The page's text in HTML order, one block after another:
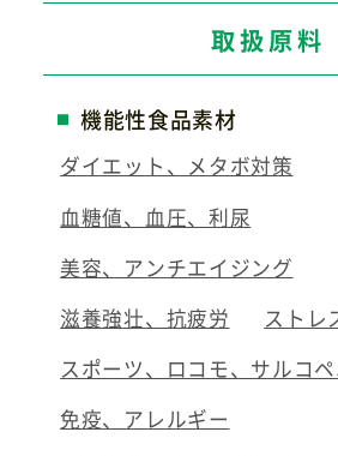
取扱原料
機能性食品素材
ダイエット、メタボ対策
血糖値、血圧、利尿
美容、アンチエイジング
滋養強壮、抗疲労
ストレ
スポーツ、ロコモ、サルコ
免疫、アレルギー